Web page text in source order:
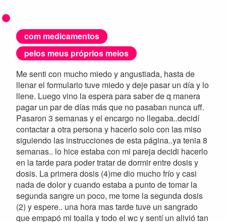
com medicamentos
pelos meus próprios meios
Me senti con mucho miedo y angustiada, hasta de
llenar el formulario tuve miedo y deje pasar un día y lo
llene. Luego vino la espera para saber de q manera
pagar un par de días más que no pasaban nunca uff.
Pasaron 3 semanas y el encargo no llegaba..decidí
contactar a otra persona y hacerlo solo con las miso
siguiendo las instrucciones de esta página..ya tenia 8
semanas.. lo hice estaba con mi pareja decidi hacerlo
en la tarde para poder tratar de dormir entre dosis y
dosis. La primera dosis (4)me dio mucho frío y casi
nada de dolor y cuando estaba a punto de tomar la
segunda sangre un poco, me tome la segunda dosis
(2) y espere.. una hora mas tarde tuve un sangrado
que empapó mi toalla y todo el wc y sentí un alivió tan